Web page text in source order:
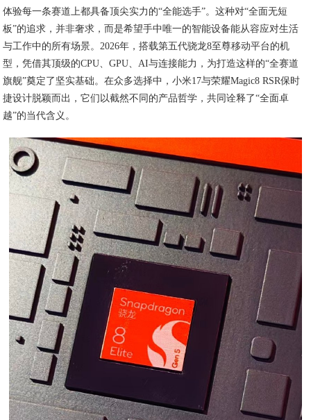
体验每一条赛道上都具备顶尖实力的“全能选手”。这种对“全面无短
板”的追求，并非奢求，而是希望手中唯一的智能设备能从容应对生活
与工作中的所有场景。2026年，搭载第五代骁龙8至尊移动平台的机
型，凭借其顶级的CPU、GPU、AI与连接能力，为打造这样的“全赛道
旗舰”奠定了坚实基础。在众多选择中，小米17与荣耀Magic8 RSR保时
捷设计脱颖而出，它们以截然不同的产品哲学，共同诠释了“全面卓
越”的当代含义。